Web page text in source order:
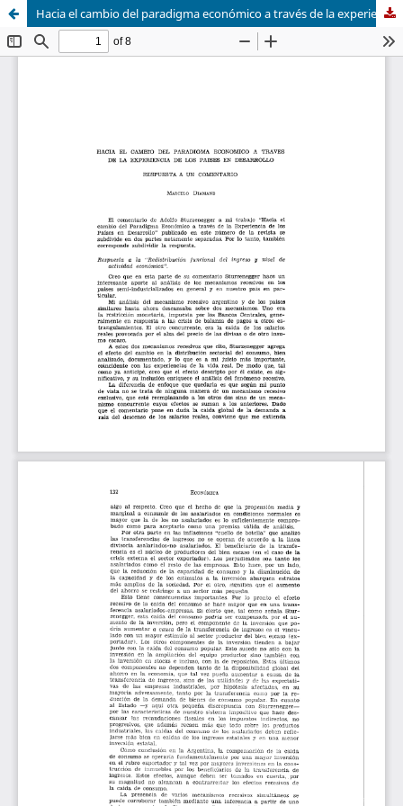
Hacia el cambio del paradigma económico a través de la experiencia de los países en desarrollo